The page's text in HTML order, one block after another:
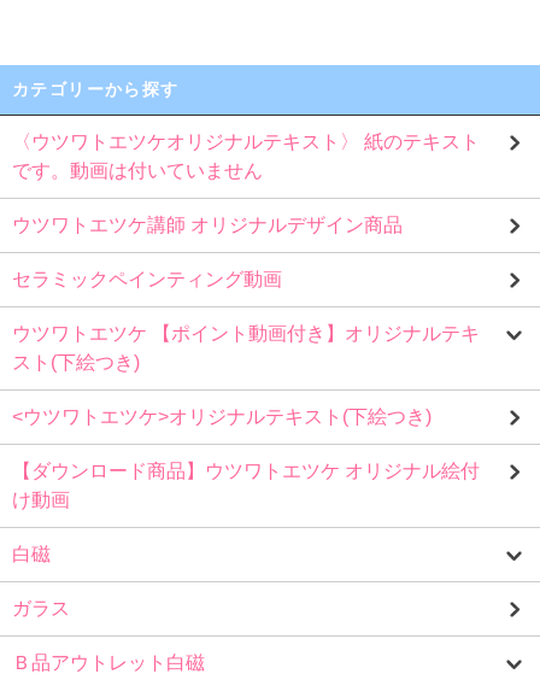
カテゴリーから探す
〈ウツワトエツケオリジナルテキスト〉 紙のテキスト
です。動画は付いていません
ウツワトエツケ講師 オリジナルデザイン商品
セラミックペインティング動画
ウツワトエツケ 【ポイント動画付き】オリジナルテキ
スト(下絵つき)
<ウツワトエツケ>オリジナルテキスト(下絵つき)
【ダウンロード商品】ウツワトエツケ オリジナル絵付
け動画
白磁
ガラス
Ｂ品アウトレット白磁